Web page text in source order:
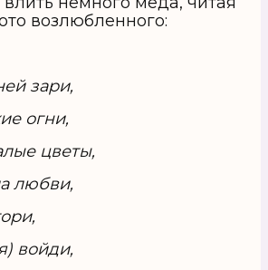
возлюбленного:
зари,
огни,
цветы,
любви,
войди,